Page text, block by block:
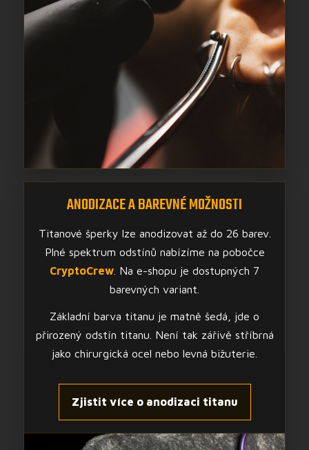
ANODIZACE A BAREVNÉ MOŽNOSTI
Titanové šperky lze anodizovat až do 26 barev.
Plné spektrum odstínů nabízíme na pobočce
CryptoCrew . Na e-shopu je dostupných 7
barevných variant.
Základní barva titanu je matně šedá, jde o
přirozený odstín titanu. Není tak zářivě stříbrná
jako chirurgická ocel nebo levná bižuterie.
Zjistit více o anodizaci titanu